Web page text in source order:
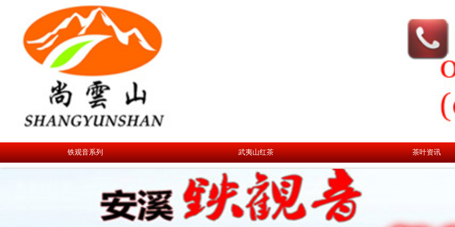
铁观音系列 武夷山红茶 茶叶资讯